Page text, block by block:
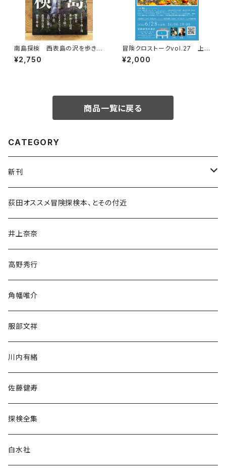
南島探検 西表島の沢を歩きつ
くす
¥2,750
冒険クロストークvol.27 上田
優紀「この星の物語を撮る」録画
視聴権
¥2,000
商品一覧に戻る
CATEGORY
新刊
和書
文学・小説・物語
随筆・ノンフィクション・その他
民族・風習
言語・ことば
荻田オススメ冒険探検本、とその付近
井上奈奈
高野秀行
角幡唯介
服部文祥
川内有緒
佐藤健寿
探検全集
白水社